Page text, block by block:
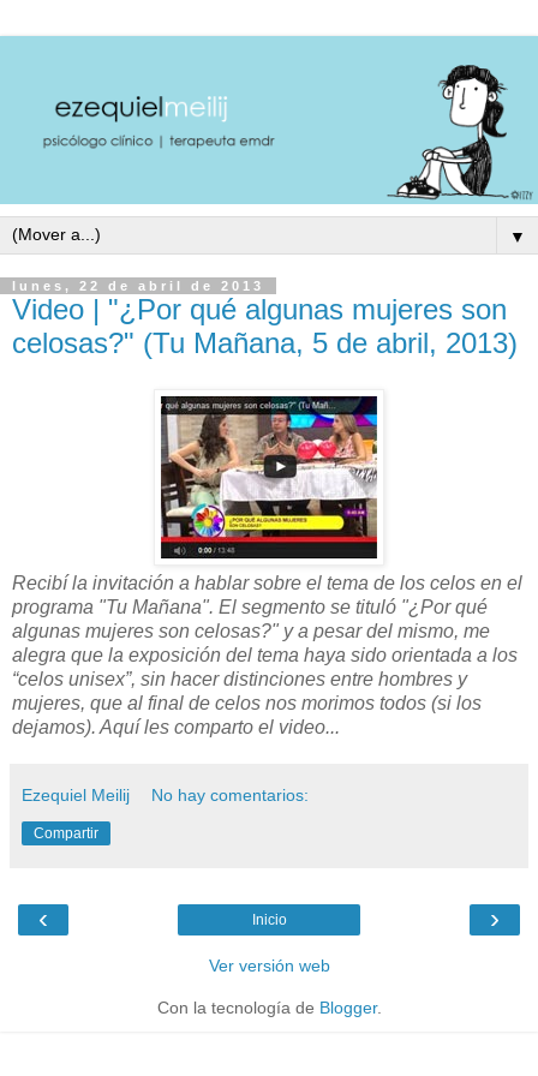
▼
lunes, 22 de abril de 2013
Video | "¿Por qué algunas mujeres son
celosas?" (Tu Mañana, 5 de abril, 2013)
Recibí la invitación a hablar sobre el tema de los celos en el
programa "Tu Mañana". El segmento se tituló "¿Por qué
algunas mujeres son celosas?" y a pesar del mismo, me
alegra que la exposición del tema haya sido orientada a los
“celos unisex”, sin hacer distinciones entre hombres y
mujeres, que al final de celos nos morimos todos (si los
dejamos). Aquí les comparto el video...
Ezequiel Meilij No hay comentarios:
Compartir
‹ ›
Inicio
Ver versión web
Con la tecnología de Blogger.